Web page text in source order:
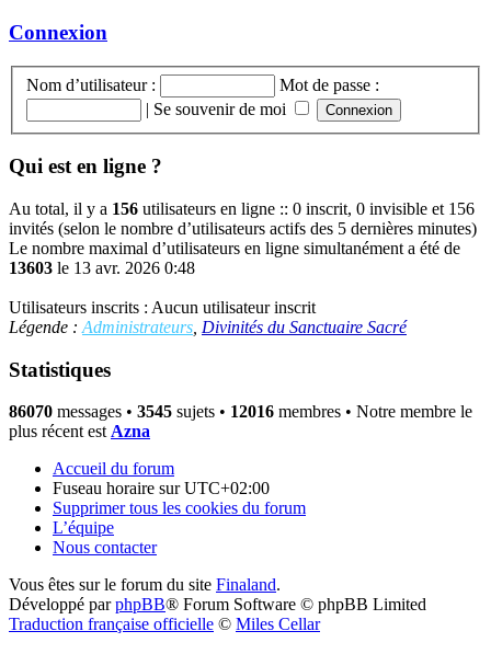
Connexion
Nom d’utilisateur :
Mot de passe :
| Se souvenir de moi
Qui est en ligne ?
Au total, il y a 156 utilisateurs en ligne :: 0 inscrit, 0 invisible et 156
invités (selon le nombre d’utilisateurs actifs des 5 dernières minutes)
Le nombre maximal d’utilisateurs en ligne simultanément a été de
13603 le 13 avr. 2026 0:48
Utilisateurs inscrits : Aucun utilisateur inscrit
Légende : Administrateurs Divinités du Sanctuaire Sacré
Statistiques
86070 messages • 3545 sujets • 12016 membres • Notre membre le
plus récent est Azna
Accueil du forum
Fuseau horaire surUTC+02:00
Supprimer tous les cookies du forum
L’équipe
Nous contacter
Vous êtes sur le forum du site Finaland.
Développé parphpBB® Forum Software © phpBB Limited
Traduction française officielle © Miles Cellar